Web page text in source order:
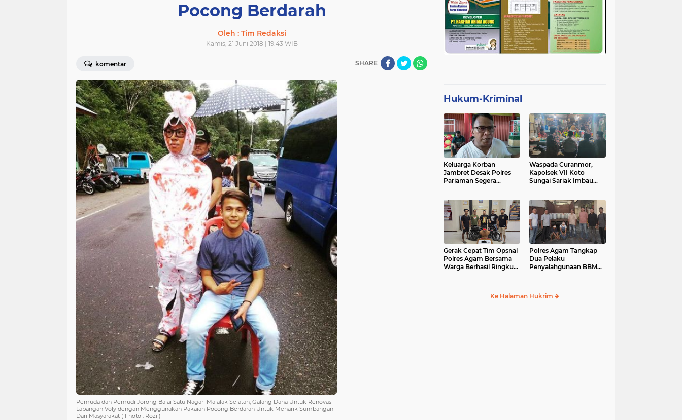
Pocong Berdarah
Oleh : Tim Redaksi
Kamis, 21 Juni 2018 | 19:43 WIB
komentar SHARE
Pemuda dan Pemudi Jorong Balai Satu Nagari Malalak Selatan, Galang Dana Untuk Renovasi
Lapangan Voly dengan Menggunakan Pakaian Pocong Berdarah Untuk Menarik Sumbangan
Dari Masyarakat ( Fhoto : Rozi )
Hukum-Kriminal
Keluarga Korban
Jambret Desak Polres
Pariaman Segera
Waspada Curanmor,
Kapolsek VII Koto
Sungai Sariak Imbau
Gerak Cepat Tim Opsnal
Polres Agam Bersama
Warga Berhasil Ringkus
Polres Agam Tangkap
Dua Pelaku
Penyalahgunaan BBM
Ke Halaman Hukrim